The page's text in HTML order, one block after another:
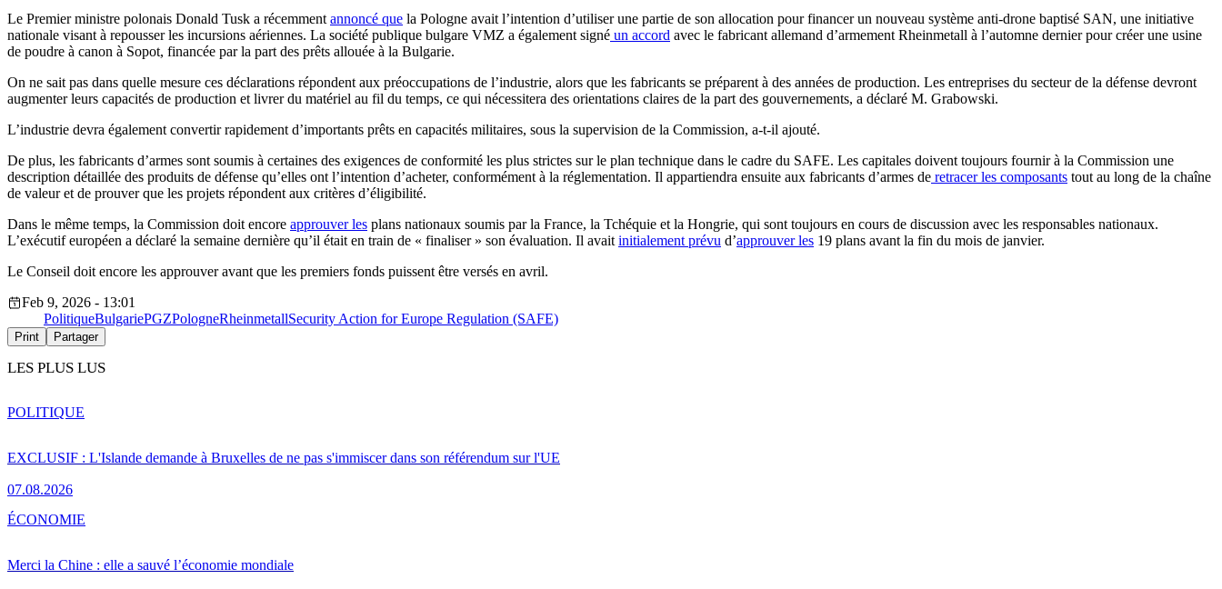
Le Premier ministre polonais Donald Tusk a récemment annoncé que la Pologne avait l’intention d’utiliser une partie de son allocation pour financer un nouveau système anti-drone baptisé SAN, une initiative
nationale visant à repousser les incursions aériennes. La société publique bulgare VMZ a également signé un accord avec le fabricant allemand d’armement Rheinmetall à l’automne dernier pour créer une usine
de poudre à canon à Sopot, financée par la part des prêts allouée à la Bulgarie.
On ne sait pas dans quelle mesure ces déclarations répondent aux préoccupations de l’industrie, alors que les fabricants se préparent à des années de production. Les entreprises du secteur de la défense devront
augmenter leurs capacités de production et livrer du matériel au fil du temps, ce qui nécessitera des orientations claires de la part des gouvernements, a déclaré M. Grabowski.
L’industrie devra également convertir rapidement d’importants prêts en capacités militaires, sous la supervision de la Commission, a-t-il ajouté.
De plus, les fabricants d’armes sont soumis à certaines des exigences de conformité les plus strictes sur le plan technique dans le cadre du SAFE. Les capitales doivent toujours fournir à la Commission une
description détaillée des produits de défense qu’elles ont l’intention d’acheter, conformément à la réglementation. Il appartiendra ensuite aux fabricants d’armes de retracer les composants tout au long de la chaîne
de valeur et de prouver que les projets répondent aux critères d’éligibilité.
Dans le même temps, la Commission doit encore approuver les plans nationaux soumis par la France, la Tchéquie et la Hongrie, qui sont toujours en cours de discussion avec les responsables nationaux.
L’exécutif européen a déclaré la semaine dernière qu’il était en train de « finaliser » son évaluation. Il avait initialement prévu d’approuver les 19 plans avant la fin du mois de janvier.
Le Conseil doit encore les approuver avant que les premiers fonds puissent être versés en avril.
Feb 9, 2026 - 13:01
PolitiqueBulgariePGZPologneRheinmetallSecurity Action for Europe Regulation (SAFE)
Print Partager
LES PLUS LUS
EXCLUSIF : L'Islande demande à Bruxelles de ne pas s'immiscer dans son référendum sur l'UE
07.08.2026
POLITIQUE
Merci la Chine : elle a sauvé l’économie mondiale
ÉCONOMIE